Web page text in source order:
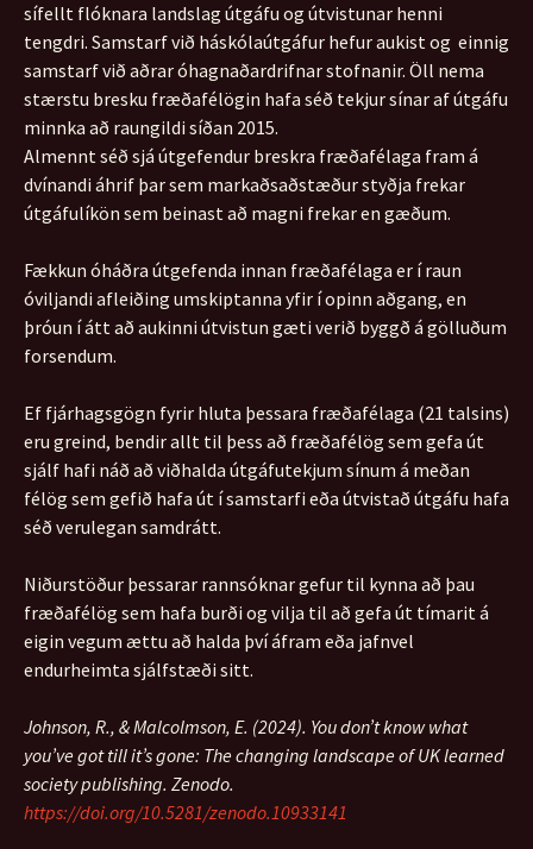
sífellt flóknara landslag útgáfu og útvistunar henni
tengdri. Samstarf við háskólaútgáfur hefur aukist og einnig
samstarf við aðrar óhagnaðardrifnar stofnanir. Öll nema
stærstu bresku fræðafélögin hafa séð tekjur sínar af útgáfu
minnka að raungildi síðan 2015.
Almennt séð sjá útgefendur breskra fræðafélaga fram á
dvínandi áhrif þar sem markaðsaðstæður styðja frekar
útgáfulíkön sem beinast að magni frekar en gæðum.
Fækkun óháðra útgefenda innan fræðafélaga er í raun
óviljandi afleiðing umskiptanna yfir í opinn aðgang, en
þróun í átt að aukinni útvistun gæti verið byggð á gölluðum
forsendum.
Ef fjárhagsgögn fyrir hluta þessara fræðafélaga (21 talsins)
eru greind, bendir allt til þess að fræðafélög sem gefa út
sjálf hafi náð að viðhalda útgáfutekjum sínum á meðan
félög sem gefið hafa út í samstarfi eða útvistað útgáfu hafa
séð verulegan samdrátt.
Niðurstöður þessarar rannsóknar gefur til kynna að þau
fræðafélög sem hafa burði og vilja til að gefa út tímarit á
eigin vegum ættu að halda því áfram eða jafnvel
endurheimta sjálfstæði sitt.
Johnson, R., & Malcolmson, E. (2024). You don’t know what
you’ve got till it’s gone: The changing landscape of UK learned
society publishing. Zenodo.
https://doi.org/10.5281/zenodo.10933141